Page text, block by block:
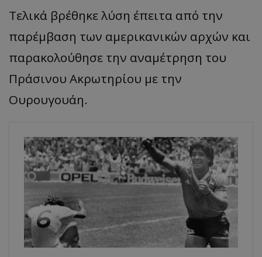
Τελικά βρέθηκε λύση έπειτα από την
παρέμβαση των αμερικανικών αρχών και
παρακολούθησε την αναμέτρηση του
Πράσινου Ακρωτηρίου με την
Ουρουγουάη.